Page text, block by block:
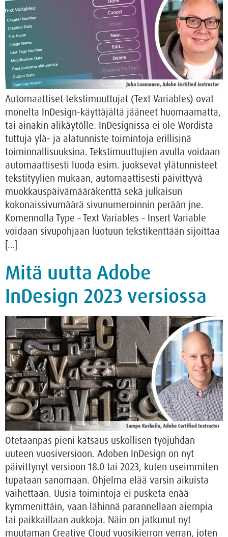
Automaattiset tekstimuuttujat (Text Variables) ovat
monelta InDesign-käyttäjältä jääneet huomaamatta,
tai ainakin alikäytölle. InDesignissa ei ole Wordista
tuttuja ylä- ja alatunniste toimintoja erillisinä
toiminnallisuuksina. Tekstimuuttujien avulla voidaan
automaattisesti luoda esim. juoksevat ylätunnisteet
tekstityylien mukaan, automaattisesti päivittyvä
muokkauspäivämääräkenttä sekä julkaisun
kokonaissivumäärä sivunumeroinnin perään jne.
Komennolla Type – Text Variables – Insert Variable
voidaan sivupohjaan luotuun tekstikenttään sijoittaa
[…]
Mitä uutta Adobe
InDesign 2023 versiossa
Otetaanpas pieni katsaus uskollisen työjuhdan
uuteen vuosiversioon. Adoben InDesign on nyt
päivittynyt versioon 18.0 tai 2023, kuten useimmiten
tupataan sanomaan. Ohjelma elää varsin aikuista
vaihettaan. Uusia toimintoja ei pusketa enää
kymmenittäin, vaan lähinnä parannellaan aiempia
tai paikkaillaan aukkoja. Näin on jatkunut nyt
muutaman Creative Cloud vuosikierron verran, joten